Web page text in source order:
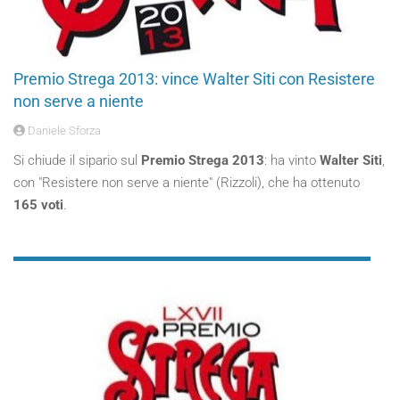
Premio Strega 2013: vince Walter Siti con Resistere
non serve a niente
Daniele Sforza
Si chiude il sipario sul Premio Strega 2013: ha vinto Walter Siti,
con "Resistere non serve a niente" (Rizzoli), che ha ottenuto
165 voti.